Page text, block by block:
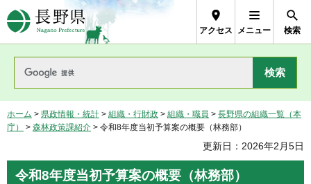
長野県Nagano Prefecture
アクセス メニュー 検索
ホーム > 県政情報・統計 > 組織・行財政 > 組織・職員 > 長野県の組織一覧（本
庁）
> 森林政策課紹介 > 令和8年度当初予算案の概要（林務部）
更新日：2026年2月5日
令和8年度当初予算案の概要（林務部）